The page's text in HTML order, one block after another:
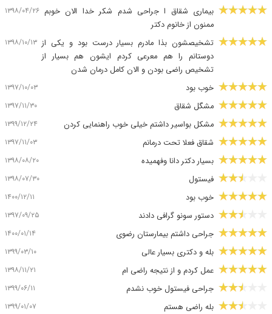
بیماری شقاق ا جراحی شدم شکر خدا الان خوبم
ممنون از خانوم دکتر
۱۳۹۸/۰۴/۲۶
تشخیصشون بذا مادرم بسیار درست بود و یکی از
دوستانم را هم معرعی کردم ایشون هم بسیار از
تشخیص راضی بودن و الان کامل درمان شدن
۱۳۹۸/۱۰/۱۳
خوب بود ۱۳۹۷/۱۰/۰۳
مشگل شقاق ۱۳۹۷/۱۱/۳۰
مشکل بواسیر داشتم خیلی خوب راهنمایی کردن ۱۳۹۹/۱۲/۲۴
شقاق فعلا تحت درمانم ۱۳۹۷/۱۱/۰۳
بسیار دکتر دانا وفهمیده ۱۳۹۸/۰۸/۲۰
فیستول ۱۳۹۸/۰۷/۳۰
خوب بود ۱۴۰۰/۱۲/۱۱
دستور سونو گرافی دادند ۱۳۹۷/۰۹/۲۵
جراحی داشتم بیمارستان رضوی ۱۴۰۰/۰۱/۱۴
بله و دکتری بسیار عالی ۱۳۹۹/۰۳/۱۰
عمل کردم و از نتیجه راضی ام ۱۳۹۸/۱۱/۲۱
جراحی فیستول خوب نشدم ۱۳۹۹/۰۶/۱۱
بله راضی هستم ۱۳۹۹/۰۱/۰۷